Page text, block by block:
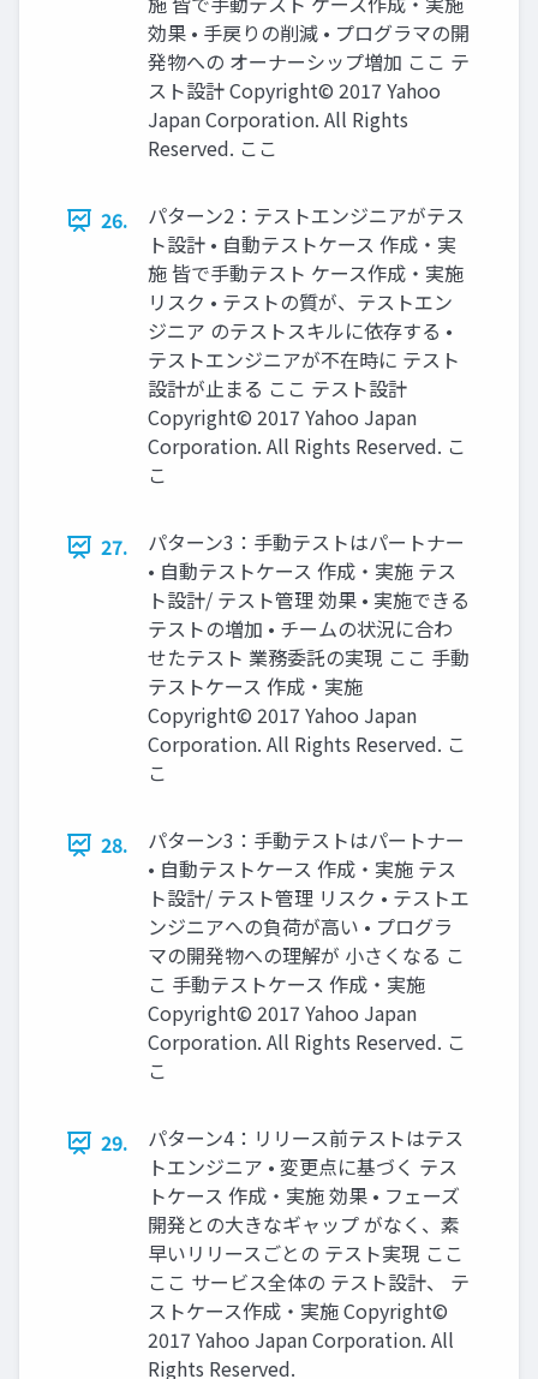
効果 • 手戻りの削減 • プログラマの開
発物への オーナーシップ増加 ここ テ
スト設計 Copyright© 2017 Yahoo
Japan Corporation. All Rights
Reserved. ここ
26.
パターン2：テストエンジニアがテス
ト設計 • 自動テストケース 作成・実
施 皆で手動テスト ケース作成・実施
リスク • テストの質が、テストエン
ジニア のテストスキルに依存する •
テストエンジニアが不在時に テスト
設計が止まる ここ テスト設計
Copyright© 2017 Yahoo Japan
Corporation. All Rights Reserved. こ
こ
27.
パターン3：手動テストはパートナー
• 自動テストケース 作成・実施 テス
ト設計/ テスト管理 効果 • 実施できる
テストの増加 • チームの状況に合わ
せたテスト 業務委託の実現 ここ 手動
テストケース 作成・実施
Copyright© 2017 Yahoo Japan
Corporation. All Rights Reserved. こ
こ
28.
パターン3：手動テストはパートナー
• 自動テストケース 作成・実施 テス
ト設計/ テスト管理 リスク • テストエ
ンジニアへの負荷が高い • プログラ
マの開発物への理解が 小さくなる こ
こ 手動テストケース 作成・実施
Copyright© 2017 Yahoo Japan
Corporation. All Rights Reserved. こ
こ
29.
パターン4：リリース前テストはテス
トエンジニア • 変更点に基づく テス
トケース 作成・実施 効果 • フェーズ
開発との大きなギャップ がなく、素
早いリリースごとの テスト実現 ここ
ここ サービス全体の テスト設計、 テ
ストケース作成・実施 Copyright©
2017 Yahoo Japan Corporation. All
Rights Reserved.